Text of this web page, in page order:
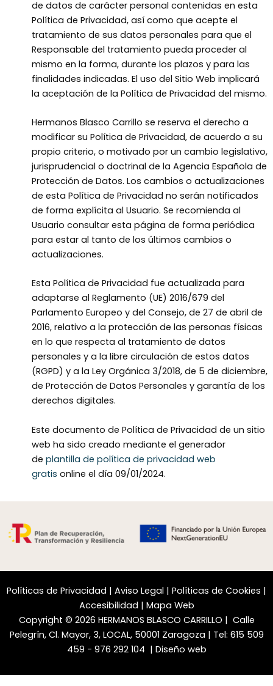
de datos de carácter personal contenidas en esta
Política de Privacidad, así como que acepte el
tratamiento de sus datos personales para que el
Responsable del tratamiento pueda proceder al
mismo en la forma, durante los plazos y para las
finalidades indicadas. El uso del Sitio Web implicará
la aceptación de la Política de Privacidad del mismo.
Hermanos Blasco Carrillo se reserva el derecho a
modificar su Política de Privacidad, de acuerdo a su
propio criterio, o motivado por un cambio legislativo,
jurisprudencial o doctrinal de la Agencia Española de
Protección de Datos. Los cambios o actualizaciones
de esta Política de Privacidad no serán notificados
de forma explícita al Usuario. Se recomienda al
Usuario consultar esta página de forma periódica
para estar al tanto de los últimos cambios o
actualizaciones.
Esta Política de Privacidad fue actualizada para
adaptarse al Reglamento (UE) 2016/679 del
Parlamento Europeo y del Consejo, de 27 de abril de
2016, relativo a la protección de las personas físicas
en lo que respecta al tratamiento de datos
personales y a la libre circulación de estos datos
(RGPD) y a la Ley Orgánica 3/2018, de 5 de diciembre,
de Protección de Datos Personales y garantía de los
derechos digitales.
Este documento de Política de Privacidad de un sitio
web ha sido creado mediante el generador
de plantilla de política de privacidad web
gratis online el día 09/01/2024.
Políticas de Privacidad | Aviso Legal | Políticas de Cookies |
Accesibilidad | Mapa Web
Copyright © 2026 HERMANOS BLASCO CARRILLO | Calle
Pelegrín, Cl. Mayor, 3, LOCAL, 50001 Zaragoza | Tel: 615 509
459 - 976 292 104 | Diseño web